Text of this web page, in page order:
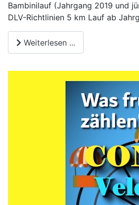
Bambinilauf (Jahrgang 2019 und
DLV-Richtlinien 5 km Lauf ab
Weiterlesen ...